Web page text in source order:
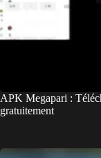
APK Megapari :
gratuitement